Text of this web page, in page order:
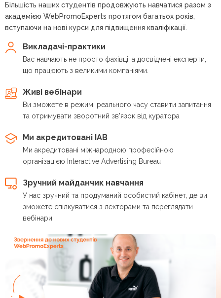
Більшість наших студентів продовжують навчатися разом з
академією WebPromoExperts протягом багатьох років,
вступаючи на нові курси для підвищення кваліфікації.
Викладачі-практики
Вас навчають не просто фахівці, а досвідчені експерти,
що працюють з великими компаніями.
Живі вебінари
Ви зможете в режимі реального часу ставити запитання
та отримувати зворотний зв'язок від куратора
Ми акредитовані IAB
Ми акредитовані міжнародною професійною
організацією Interactive Advertising Bureau
Зручний майданчик навчання
У нас зручний та продуманий особистий кабінет, де ви
зможете спілкуватися з лекторами та переглядати
вебінари